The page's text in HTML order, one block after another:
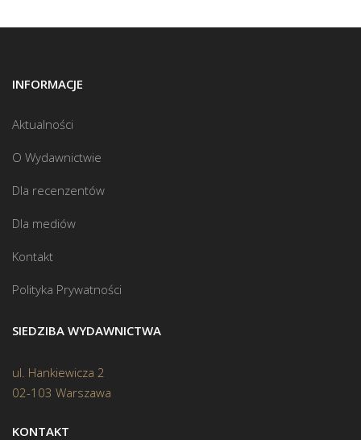
INFORMACJE
Aktualności
O Wydawnictwie
Dla recenzentów
Dla mediów
Kontakt
Polityka Prywatności
SIEDZIBA WYDAWNICTWA
ul. Hankiewicza 2
02-103 Warszawa
KONTAKT